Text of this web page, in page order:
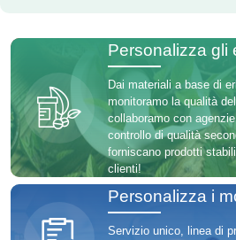
Personalizza gli
Dai materiali a base di
monitoramo la qualità
collaboramo con
controllo di qualità
forniscano prodotti
clienti!
Personalizza i
Servizio unico, linea di